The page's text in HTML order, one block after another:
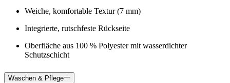
Weiche, komfortable Textur (7 mm)
Integrierte, rutschfeste Rückseite
Oberfläche aus 100 % Polyester mit wasserdichter
Schutzschicht
Waschen & Pflege